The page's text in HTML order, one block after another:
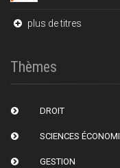
plus de titres
Thèmes
DROIT
SCIENCES
GESTION